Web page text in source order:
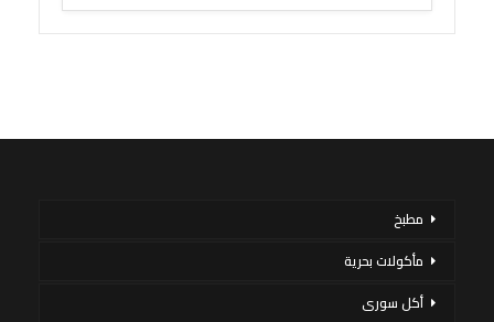
مطبخ
مأكولات بحرية
أكل سورى